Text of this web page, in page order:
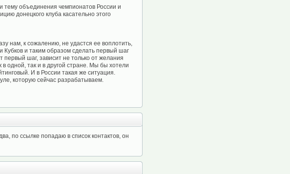
тему объединения чемпионатов России и
донецкого клуба касательно этого
нам, к сожалению, не удастся ее воплотить,
и таким образом сделать первый шаг
первый шаг, зависит не только от желания
в одной, так и в другой стране. Мы бы хотели
И в России такая же ситуация.
которую сейчас разрабатываем.
по ссылке попадаю в список контактов, он